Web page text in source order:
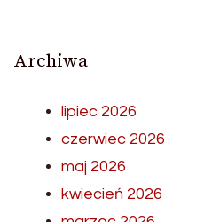
Archiwa
lipiec 2026
czerwiec 2026
maj 2026
kwiecień 2026